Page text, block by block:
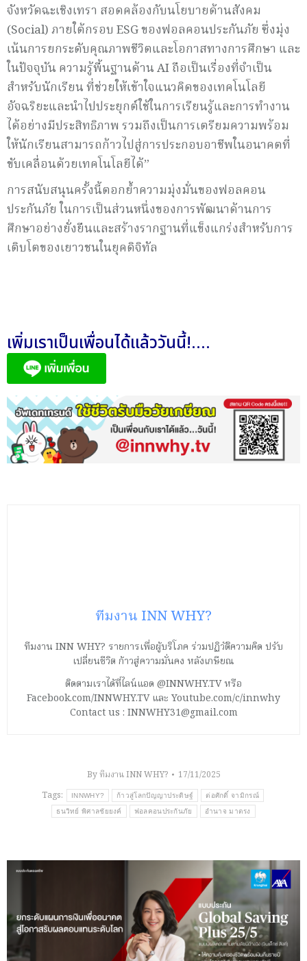
จังหวัดฉะเชิงเทรา สอดคล้องกับนโยบายด้านสังคม
(Social) ภายใต้กรอบ ESG ของฟอลคอนประกันภัย ซึ่งมุ่ง
เน้นการยกระดับคุณภาพชีวิตและโอกาสทางการศึกษา และ
ในปัจจุบัน ความรู้พื้นฐานด้าน AI ถือเป็นเรื่องที่จำเป็น
สำหรับนักเรียน ที่ช่วยให้เข้าใจแนวคิดของเทคโนโลยี
อัจฉริยะและนำไปประยุกต์ใช้ในการเรียนรู้และการทำงาน
ได้อย่างมีประสิทธิภาพ รวมถึงเป็นการเตรียมความพร้อม
ให้นักเรียนสามารถก้าวไปสู่การประกอบอาชีพในอนาคตที่
ขับเคลื่อนด้วยเทคโนโลยีได้”
การสนับสนุนครั้งนี้ตอกย้ำความมุ่งมั่นของฟอลคอน
ประกันภัย ในการเป็นส่วนหนึ่งของการพัฒนาด้านการ
ศึกษาอย่างยั่งยืนและสร้างรากฐานที่แข็งแกร่งสำหรับการ
เติบโตของเยาวชนในยุคดิจิทัล
เพิ่มเราเป็นเพื่อนได้แล้ววันนี้!....
ทีมงาน INN WHY?
ทีมงาน INN WHY? รายการเพื่อผู้บริโภค ร่วมปฏิวัติความคิด ปรับ
เปลี่ยนชีวิต ก้าวสู่ความมั่นคง หลังเกษียณ
ติดตามเราได้ที่ไลน์แอด @INNWHY.TV หรือ
Facebook.com/INNWHY.TV และ Youtube.com/c/innwhy
Contact us : INNWHY31@gmail.com
Byทีมงาน INN WHY?
17/11/2025
Tags:
INNWHY? ก้าวสู่โลกปัญญาประดิษฐ์ ต่อศักดิ์ จามิกรณ์
ธนวิทย์ พิศาลชัยยงค์ ฟอลคอนประกันภัย อำนาจ มาตรง